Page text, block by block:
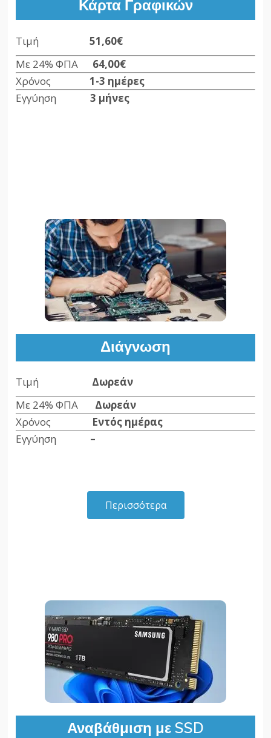
Κάρτα Γραφικών
Τιμή
51,60€
Με 24% ΦΠΑ 64,00€
Χρόνος1-3 ημέρες
Εγγύηση3 μήνες
Διάγνωση
Τιμή Δωρεάν
Με 24% ΦΠΑ Δωρεάν
Χρόνος Εντός ημέρας
Εγγύηση –
Περισσότερα
Αναβάθμιση με SSD